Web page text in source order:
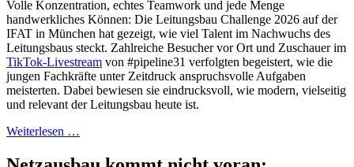
Volle Konzentration, echtes Teamwork und jede Menge
handwerkliches Können: Die Leitungsbau Challenge 2026 auf der
IFAT in München hat gezeigt, wie viel Talent im Nachwuchs des
Leitungsbaus steckt. Zahlreiche Besucher vor Ort und Zuschauer im
TikTok-Livestream von #pipeline31 verfolgten begeistert, wie die
jungen Fachkräfte unter Zeitdruck anspruchsvolle Aufgaben
meisterten. Dabei bewiesen sie eindrucksvoll, wie modern, vielseitig
und relevant der Leitungsbau heute ist.
Weiterlesen …